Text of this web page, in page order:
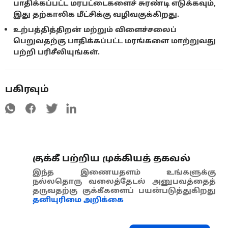
பாதிக்கப்பட்ட மரபட்டைகளைச் சுரண்டி எடுக்கவும்,
இது தற்காலிக மீட்சிக்கு வழிவகுக்கிறது.
உற்பத்தித்திறன் மற்றும் விளைச்சலைப்
பெறுவதற்கு பாதிக்கப்பட்ட மரங்களை மாற்றுவது
பற்றி பரிசீலியுங்கள்.
பகிரவும்
குக்கீ பற்றிய முக்கியத் தகவல்
இந்த இணையதளம் உங்களுக்கு
நல்லதொரு வலைத்தேடல் அனுபவத்தைத்
தருவதற்கு குக்கீகளைப் பயன்படுத்துகிறது
தனியுரிமை அறிக்கை